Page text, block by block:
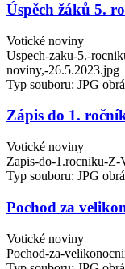
Úspěch žáků 5.
Votické noviny
Uspech-zaku-5.-
noviny,-26.5.2023.jpg
Typ souboru: JPG
Zápis do 1.
Votické noviny
Zapis-do-1.rocniku-Z-
Typ souboru: JPG
Pochod za
Votické noviny
Pochod-za-